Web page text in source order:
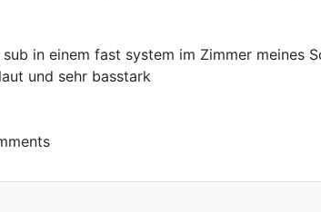
in einem fast system im Zimmer
und sehr basstark